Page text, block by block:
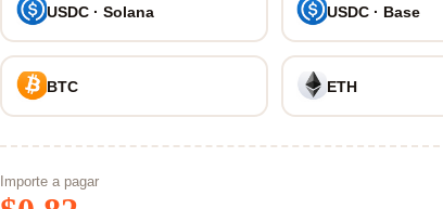
USDC · Solana USDC · Base
BTC ETH
Importe a pagar